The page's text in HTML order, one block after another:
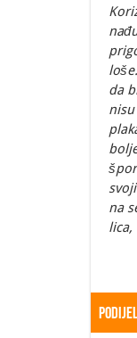
da
na
lica,